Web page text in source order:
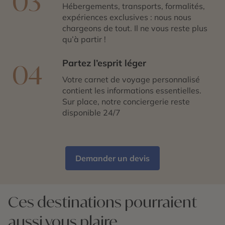
Hébergements, transports, formalités,
expériences exclusives : nous nous
chargeons de tout. Il ne vous reste plus
qu’à partir !
04 Partez l’esprit léger
Votre carnet de voyage personnalisé
contient les informations essentielles.
Sur place, notre conciergerie reste
disponible 24/7
Demander un devis
Ces destinations pourraient
aussi vous plaire